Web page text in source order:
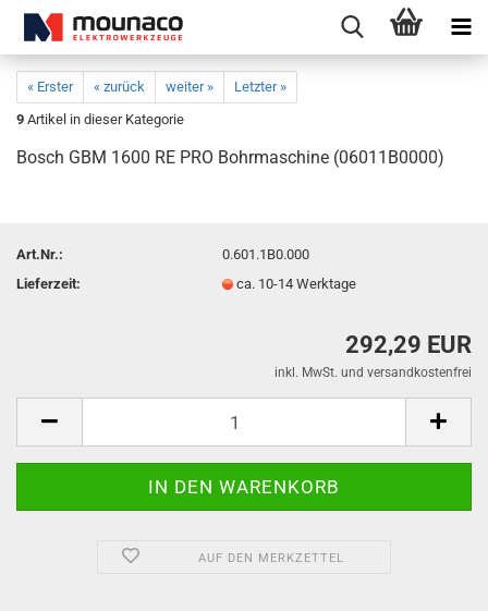
« Erster « zurück weiter »
Letzter »
9 Artikel in dieser Kategorie
Bosch GBM 1600 RE PRO Bohrmaschine (06011B0000)
Art.Nr.:
0.601.1B0.000
Lieferzeit:
ca. 10-14 Werktage
292,29 EUR
AUF DEN MERKZETTEL